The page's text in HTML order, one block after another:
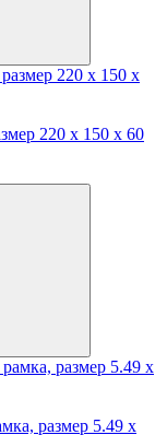
220 x 150 x 60
размер 5.49 x